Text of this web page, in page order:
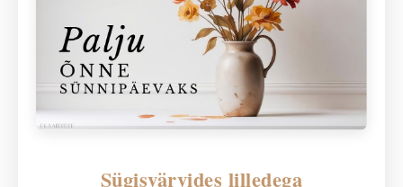
Sügisvärvides lilledega